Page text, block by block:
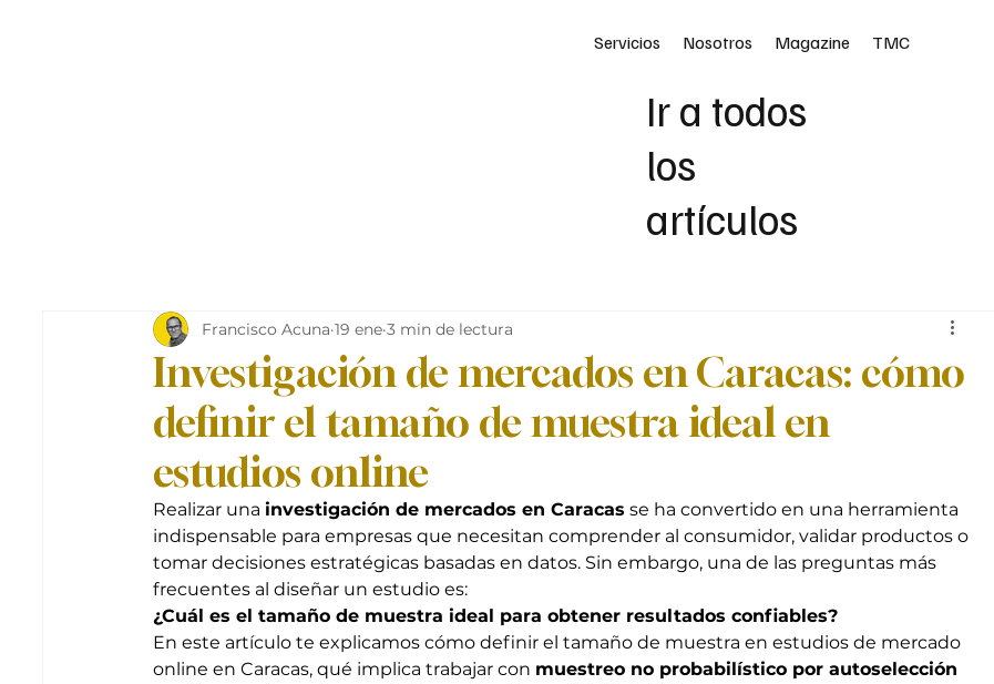
Servicios Nosotros Magazine TMC
Ir a todos
los
artículos
Investigación de mercados en Caracas: cómo
definir el tamaño de muestra ideal en
estudios online
Francisco Acuna 19 ene 3 min de lectura
Realizar una investigación de mercados en Caracas se ha convertido en una herramienta
indispensable para empresas que necesitan comprender al consumidor, validar productos o
tomar decisiones estratégicas basadas en datos. Sin embargo, una de las preguntas más
frecuentes al diseñar un estudio es:
¿Cuál es el tamaño de muestra ideal para obtener resultados confiables?
En este artículo te explicamos cómo definir el tamaño de muestra en estudios de mercado
online en Caracas, qué implica trabajar con muestreo no probabilístico por autoselección